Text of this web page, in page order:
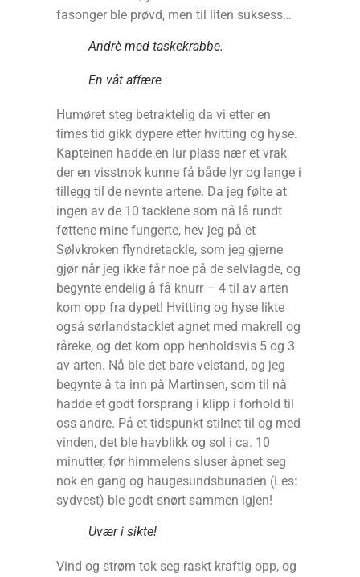
fasonger ble prøvd, men til liten suksess…
Andrè med taskekrabbe.
En våt affære
Humøret steg betraktelig da vi etter en
times tid gikk dypere etter hvitting og hyse.
Kapteinen hadde en lur plass nær et vrak
der en visstnok kunne få både lyr og lange i
tillegg til de nevnte artene. Da jeg følte at
ingen av de 10 tacklene som nå lå rundt
føttene mine fungerte, hev jeg på et
Sølvkroken flyndretackle, som jeg gjerne
gjør når jeg ikke får noe på de selvlagde, og
begynte endelig å få knurr – 4 til av arten
kom opp fra dypet! Hvitting og hyse likte
også sørlandstacklet agnet med makrell og
råreke, og det kom opp henholdsvis 5 og 3
av arten. Nå ble det bare velstand, og jeg
begynte å ta inn på Martinsen, som til nå
hadde et godt forsprang i klipp i forhold til
oss andre. På et tidspunkt stilnet til og med
vinden, det ble havblikk og sol i ca. 10
minutter, før himmelens sluser åpnet seg
nok en gang og haugesundsbunaden (Les:
sydvest) ble godt snørt sammen igjen!
Uvær i sikte!
Vind og strøm tok seg raskt kraftig opp, og